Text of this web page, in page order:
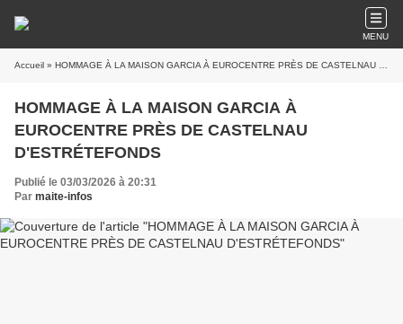
MENU
Accueil » HOMMAGE À LA MAISON GARCIA À EUROCENTRE PRÈS DE CASTELNAU D'ESTRÉTEFONDS
HOMMAGE À LA MAISON GARCIA À
EUROCENTRE PRÈS DE CASTELNAU
D'ESTRÉTEFONDS
Publié le 03/03/2026 à 20:31
Par maite-infos